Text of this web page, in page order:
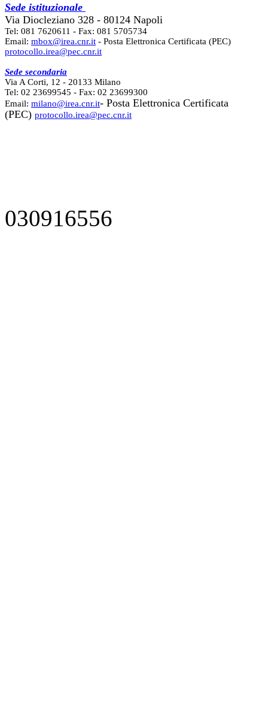
Sede istituzionale
Via Diocleziano 328 - 80124 Napoli
Tel: 081 7620611 - Fax: 081 5705734
Email: mbox@irea.cnr.it - Posta Elettronica Certificata (PEC)
protocollo.irea@pec.cnr.it
Sede secondaria
Via A Corti, 12 - 20133 Milano
Tel: 02 23699545 - Fax: 02 23699300
Email: milano@irea.cnr.it- Posta Elettronica Certificata
(PEC) protocollo.irea@pec.cnr.it
030916556